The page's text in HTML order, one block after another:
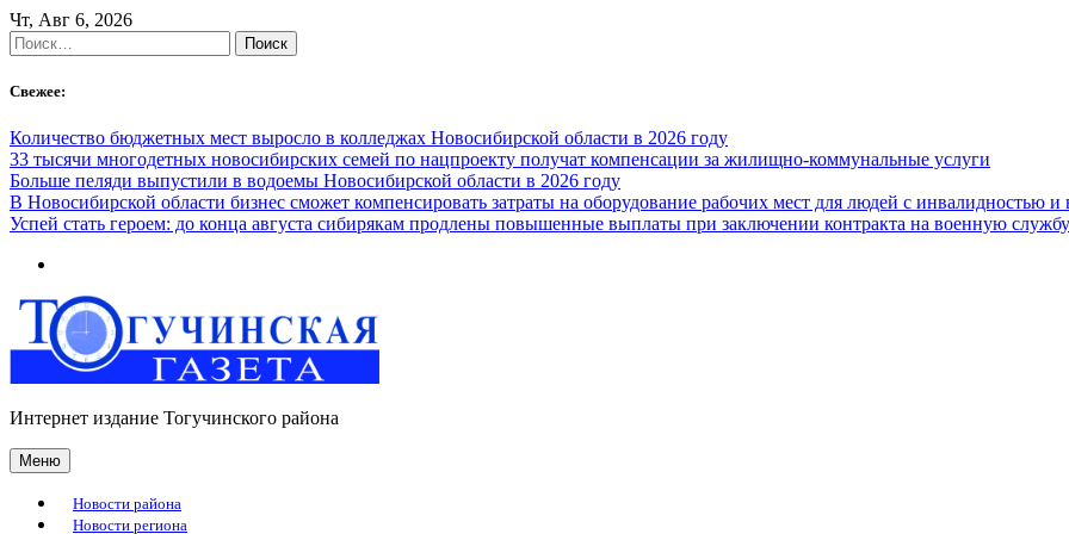
Skip
to
content
Чт, Авг 6, 2026
Найти:
Свежее:
Количество бюджетных мест выросло в колледжах Новосибирской области в 2026 году
33 тысячи многодетных новосибирских семей по нацпроекту получат компенсации за жилищно-коммунальные услуги
Больше пеляди выпустили в водоемы Новосибирской области в 2026 году
В Новосибирской области бизнес сможет компенсировать затраты на оборудование рабочих мест для людей с инвалидностью
Успей стать героем: до конца августа сибирякам продлены повышенные выплаты при заключении контракта на военную службу
Интернет издание Тогучинского района
Меню
Новости района
Новости региона